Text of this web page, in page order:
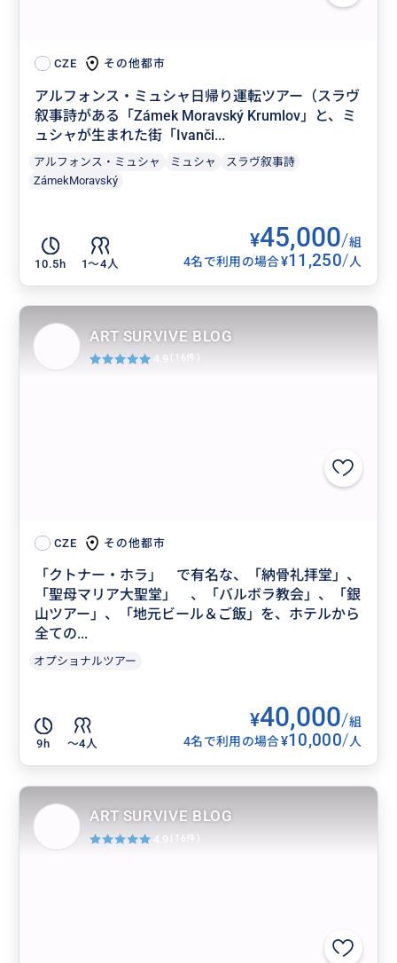
CZE その他都市
アルフォンス・ミュシャ日帰り運転ツアー（スラヴ
叙事詩がある「Zámek Moravský Krumlov」と、ミ
ュシャが生まれた街「Ivanči...
アルフォンス・ミュシャ ミュシャ
スラヴ叙事詩
ZámekMoravský
10.5h 1〜4人
¥45,000/組
4名で利用の場合¥11,250/人
CZE その他都市
「クトナー・ホラ」 で有名な、「納骨礼拝堂」、
「聖母マリア大聖堂」 、「バルボラ教会」、「銀
山ツアー」、「地元ビール＆ご飯」を、ホテルから
全ての...
オプショナルツアー
9h 〜4人
¥40,000/組
4名で利用の場合¥10,000/人
ART SURVIVE BLOG
4.9 (16件)
ART SURVIVE BLOG
4.9 (16件)